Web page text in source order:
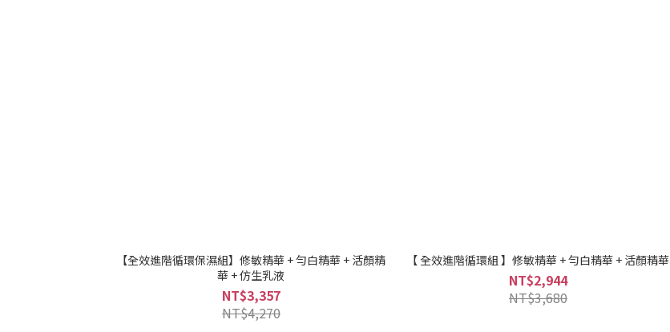
【全效進階循環保濕組】修敏精華 + 勻白精華 + 活顏精
華 + 仿生乳液
NT$3,357
NT$4,270
【 全效進階循環組 】修敏精華 + 勻白精華 + 活顏精華
NT$2,944
NT$3,680